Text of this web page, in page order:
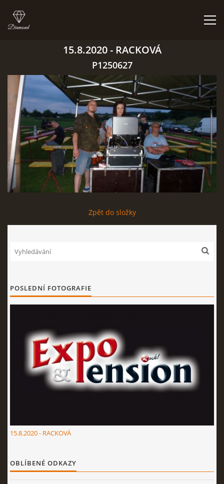
BIGBÍTY A VYSTOUPENÍ
ORCHESTR V PLNÉ SÍLE
CO HRAJEM | NEHRAJEM
NĚCO Z PRAVĚKU
KONTAKT
Expo & Pension rock
721 468 286
Nahoru ↑
15.8.2020 - RACKOVÁ
P1250627
Zpět do složky
POSLEDNÍ FOTOGRAFIE
15.8.2020 - RACKOVÁ
OBLÍBENÉ ODKAZY